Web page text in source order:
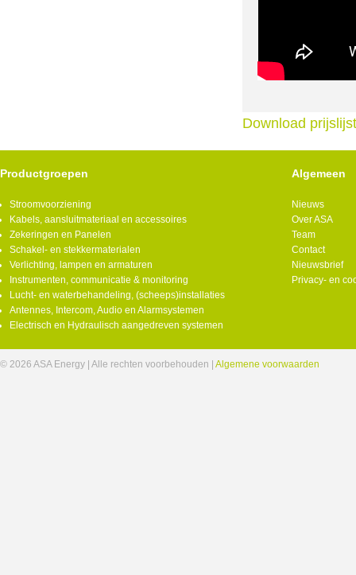
Download
Productgroepen
Stroomvoorziening
Kabels, aansluitmateriaal en accessoires
Zekeringen en Panelen
Schakel- en stekkermaterialen
Verlichting, lampen en armaturen
Instrumenten, communicatie & monitoring
Lucht- en waterbehandeling, (scheeps)installaties
Antennes, Intercom, Audio en Alarmsystemen
Electrisch en Hydraulisch aangedreven systemen
Algemeen
Nieuws
Over ASA
Team
Contact
Nieuwsbrief
Privacy- en
© 2026 ASA Energy | Alle rechten voorbehouden | Algemene voorwaarden